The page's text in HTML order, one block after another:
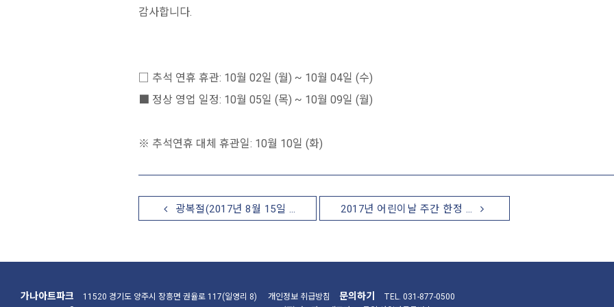
감사합니다.
□ 추석 연휴 휴관: 10월 02일 (월) ~ 10월 04일 (수)
■ 정상 영업 일정: 10월 05일 (목) ~ 10월 09일 (월)
※ 추석연휴 대체 휴관일: 10월 10일 (화)
광복절(2017년 8월 15일 … 2017년 어린이날 주간 한정 …
가나아트파크 11520 경기도 양주시 장흥면 권율로 117(일영리 8) 개인정보 취급방침 문의하기
TEL. 031-877-0500